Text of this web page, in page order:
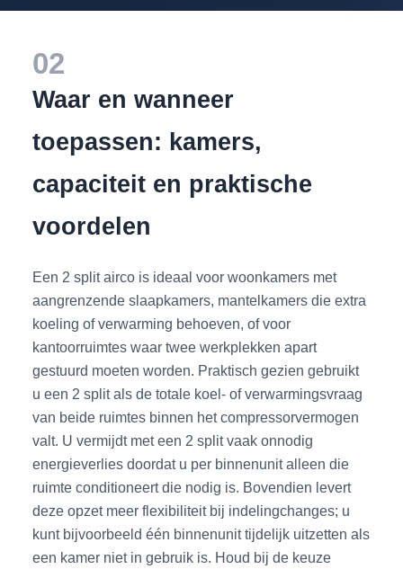
02
Waar en wanneer
toepassen: kamers,
capaciteit en praktische
voordelen
Een 2 split airco is ideaal voor woonkamers met
aangrenzende slaapkamers, mantelkamers die extra
koeling of verwarming behoeven, of voor
kantoorruimtes waar twee werkplekken apart
gestuurd moeten worden. Praktisch gezien gebruikt
u een 2 split als de totale koel- of verwarmingsvraag
van beide ruimtes binnen het compressorvermogen
valt. U vermijdt met een 2 split vaak onnodig
energieverlies doordat u per binnenunit alleen die
ruimte conditioneert die nodig is. Bovendien levert
deze opzet meer flexibiliteit bij indelingchanges; u
kunt bijvoorbeeld één binnenunit tijdelijk uitzetten als
een kamer niet in gebruik is. Houd bij de keuze